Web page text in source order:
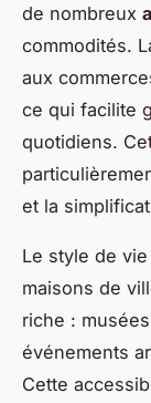
de nombreux
commodités.
aux
ce qui facilite
quotidiens.
et la
Le style de
maisons de
riche :
événements
Cette